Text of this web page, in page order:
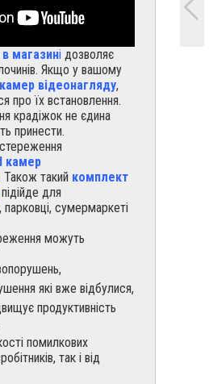
магазині дозволяє
Якщо у вашому
камер відеонагляду,
про їх встановлення.
крадіжок не єдина
принести.
камер
Також такий комплект
підійде для
сумермаркеті
можуть
які вже відбулися,
продуктивність
помилкових
так і від